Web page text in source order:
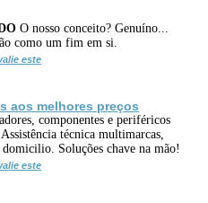
O nosso conceito? Genuíno...
como um fim em si.
este
aos melhores preços
componentes e periféricos
. Assistência técnica multimarcas,
Soluções chave na mão!
este